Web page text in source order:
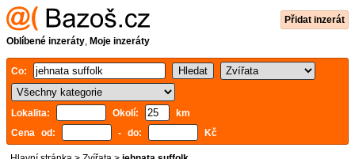
Přidat inzerát
Oblíbené inzeráty, Moje inzeráty
Co:
Lokalita: Okolí:
km
Cena od:
- do: Kč